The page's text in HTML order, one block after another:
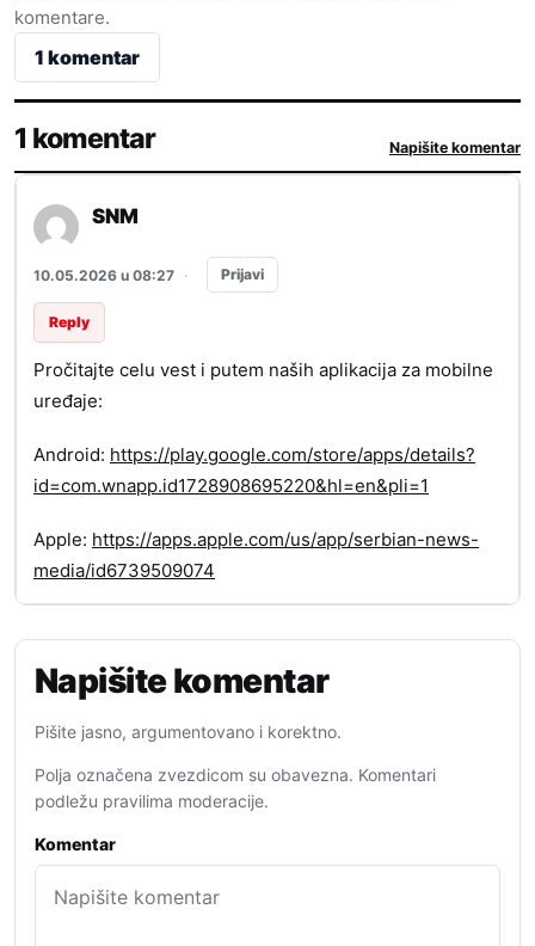
komentare.
1 komentar
1 komentar Napišite komentar
SNM
10.05.2026 u 08:27 · Prijavi
Reply
Pročitajte celu vest i putem naših aplikacija za mobilne
uređaje:
Android: https://play.google.com/store/apps/details?
id=com.wnapp.id1728908695220&hl=en&pli=1
Apple: https://apps.apple.com/us/app/serbian-news-
media/id6739509074
Napišite komentar
Pišite jasno, argumentovano i korektno.
Polja označena zvezdicom su obavezna. Komentari
podležu pravilima moderacije.
Komentar